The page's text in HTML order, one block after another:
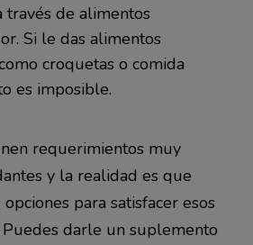
través de alimentos
Si le das alimentos
croquetas o comida
es imposible.
requerimientos muy
y la realidad es que
para satisfacer esos
darle un suplemento